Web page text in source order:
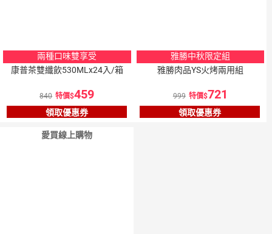
兩種口味雙享受
康普茶雙纖飲530MLx24入/箱
840 特價 459
領取優惠券
雅勝中秋限定組
雅勝肉品YS火烤兩用組
999 特價 721
領取優惠券
愛買線上購物